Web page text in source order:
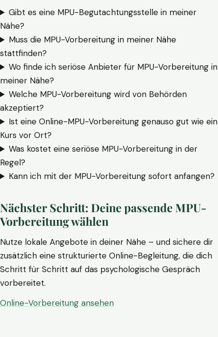
Gibt es eine MPU-Begutachtungsstelle in meiner
Nähe?
Muss die MPU-Vorbereitung in meiner Nähe
stattfinden?
Wo finde ich seriöse Anbieter für MPU-Vorbereitung in
meiner Nähe?
Welche MPU-Vorbereitung wird von Behörden
akzeptiert?
Ist eine Online-MPU-Vorbereitung genauso gut wie ein
Kurs vor Ort?
Was kostet eine seriöse MPU-Vorbereitung in der
Regel?
Kann ich mit der MPU-Vorbereitung sofort anfangen?
Nächster Schritt: Deine passende MPU-
Vorbereitung wählen
Nutze lokale Angebote in deiner Nähe – und sichere dir
zusätzlich eine strukturierte Online-Begleitung, die dich
Schritt für Schritt auf das psychologische Gespräch
vorbereitet.
Online-Vorbereitung ansehen